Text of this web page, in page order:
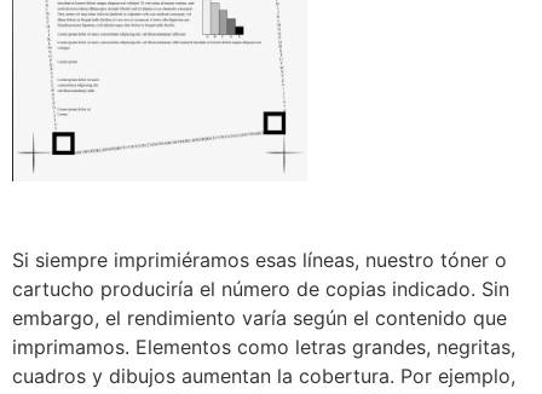
Si siempre imprimiéramos esas líneas, nuestro tóner o
cartucho produciría el número de copias indicado. Sin
embargo, el rendimiento varía según el contenido que
imprimamos. Elementos como letras grandes, negritas,
cuadros y dibujos aumentan la cobertura. Por ejemplo,